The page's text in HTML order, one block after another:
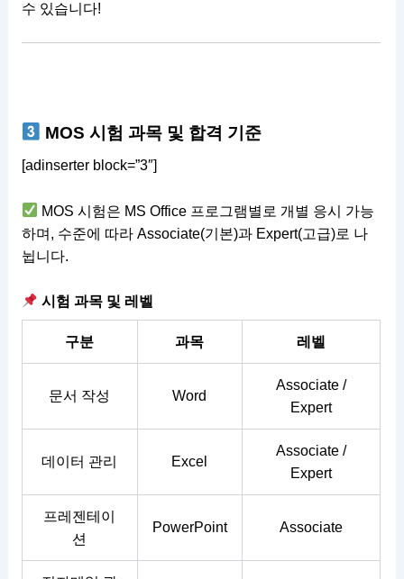
수 있습니다!
MOS 시험 과목 및 합격 기준
[adinserter block=”3″]
MOS 시험은 MS Office 프로그램별로 개별 응시 가능
하며, 수준에 따라 Associate(기본)과 Expert(고급)로 나
뉩니다.
시험 과목 및 레벨
구분 과목 레벨
문서 작성 Word
Associate /
Expert
데이터 관리 Excel
Associate /
Expert
프레젠테이
션
PowerPoint Associate